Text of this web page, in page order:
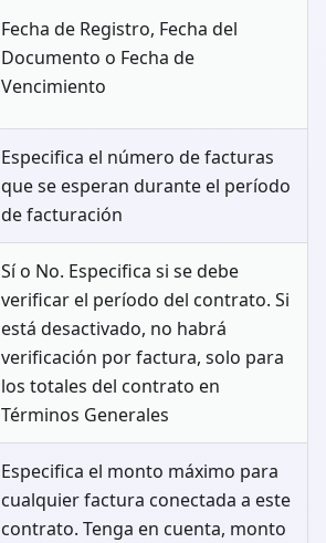
Fecha de Registro, Fecha del
Documento o Fecha de
Vencimiento
Especifica el número de facturas
que se esperan durante el período
de facturación
Sí o No. Especifica si se debe
verificar el período del contrato. Si
está desactivado, no habrá
verificación por factura, solo para
los totales del contrato en
Términos Generales
Especifica el monto máximo para
cualquier factura conectada a este
contrato. Tenga en cuenta, monto